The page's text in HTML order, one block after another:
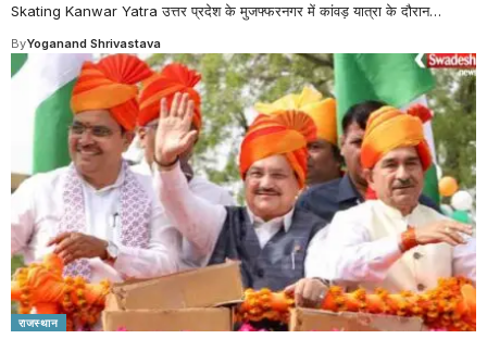
Skating Kanwar Yatra उत्तर प्रदेश के मुजफ्फरनगर में कांवड़ यात्रा के दौरान…
ByYoganand Shrivastava
राजस्थान